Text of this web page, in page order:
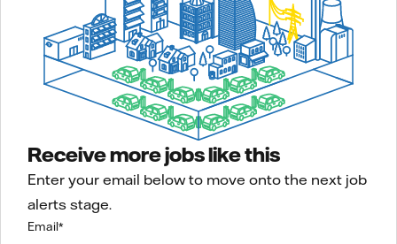
Receive more jobs like this
Enter your email below to move onto the next job
alerts stage.
Email*